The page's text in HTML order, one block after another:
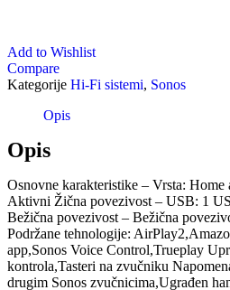
Add to Wishlist
Compare
Kategorije Hi-Fi sistemi, Sonos
Opis
Opis
Osnovne karakteristike – Vrsta: Home
Aktivni Žična povezivost – USB: 1
Bežična povezivost – Bežična
Podržane tehnologije:
app,Sonos Voice Control,Trueplay
kontrola,Tasteri na zvučniku
drugim Sonos zvučnicima,Ugrađen